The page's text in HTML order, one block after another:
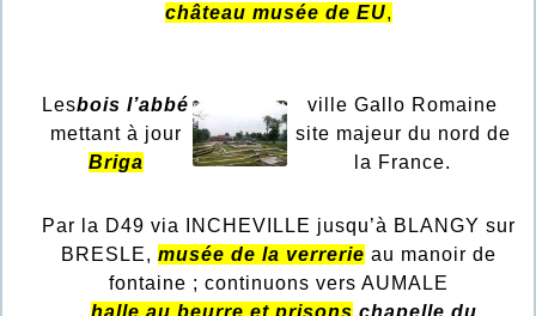
château musée de EU,
Lesbois l’abbé
mettant à jour
Briga
ville Gallo Romaine
site majeur du nord de
la France.
Par la D49 via INCHEVILLE jusqu’à BLANGY sur
BRESLE, musée de la verrerie au manoir de
fontaine ; continuons vers AUMALE
,halle au beurre et prisons,chapelle du